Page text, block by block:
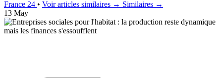
France 24 • Voir articles similaires → Similaires →
13 May